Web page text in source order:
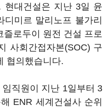
현대건설은 지난 3일 윤
미르 말리노프 불가리
즐로두이 원전 건설 프로
사회간접자본(SOC) 구
협의했습니다.
직원이 지난 1일부터 3
ENR 세계건설사 순위